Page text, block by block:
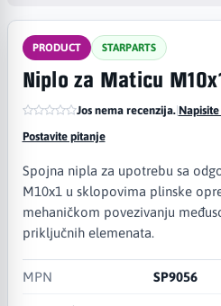
PRODUCT STARPARTS
Niplo za Maticu M10x1
Jos nema recenzija.|
Postavite pitanje
Spojna nipla za upotrebu sa
M10x1 u sklopovima plinske
mehaničkom povezivanju
priključnih elemenata.
MPN SP9056